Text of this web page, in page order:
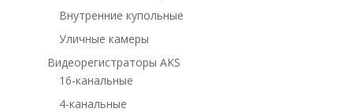
Внутренние купольные
Уличные камеры
Видеорегистраторы AKS
16-канальные
4-канальные